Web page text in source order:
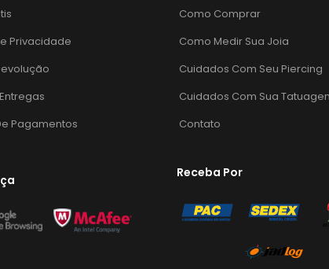
Privacidade
Pagamentos
Como Comprar
Como Medir Sua Joia
Cuidados Com Seu Piercing
Cuidados Com Sua
Contato
Receba Por